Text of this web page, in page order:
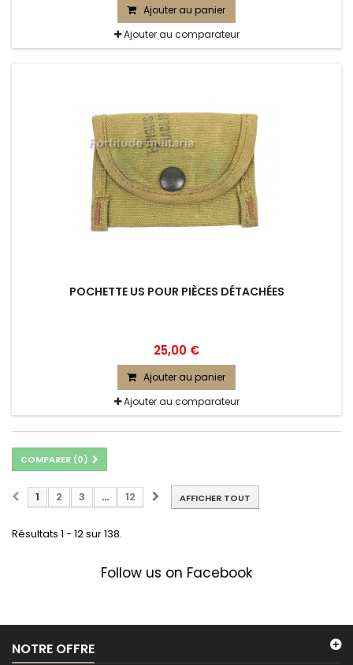
Ajouter au panier
Ajouter au comparateur
POCHETTE US POUR PIÈCES DÉTACHÉES
25,00 €
Ajouter au panier
Ajouter au comparateur
COMPARER (0)
AFFICHER TOUT
1 2 3 ... 12
Résultats 1 - 12 sur 138.
Follow us on Facebook
NOTRE OFFRE